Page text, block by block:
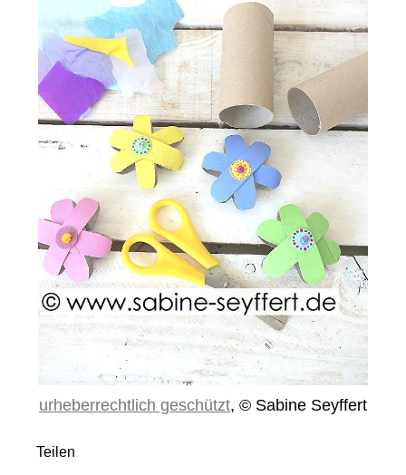
urheberrechtlich geschützt, © Sabine Seyffert
Teilen